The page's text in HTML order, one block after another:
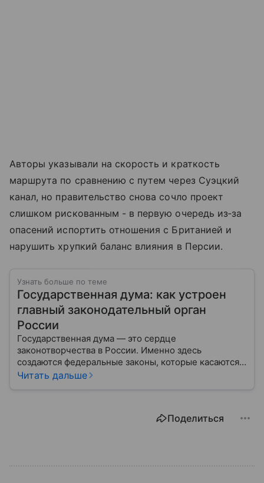
Авторы указывали на скорость и краткость
маршрута по сравнению с путем через Суэцкий
канал, но правительство снова сочло проект
слишком рискованным - в первую очередь из‑за
опасений испортить отношения с Британией и
нарушить хрупкий баланс влияния в Персии.
Узнать больше по теме
Государственная дума: как устроен
главный законодательный орган
России
Государственная дума — это сердце
законотворчества в России. Именно здесь
создаются федеральные законы, которые касаются
жизни каждого гражданина: от образования и
Читать дальше
Поделиться